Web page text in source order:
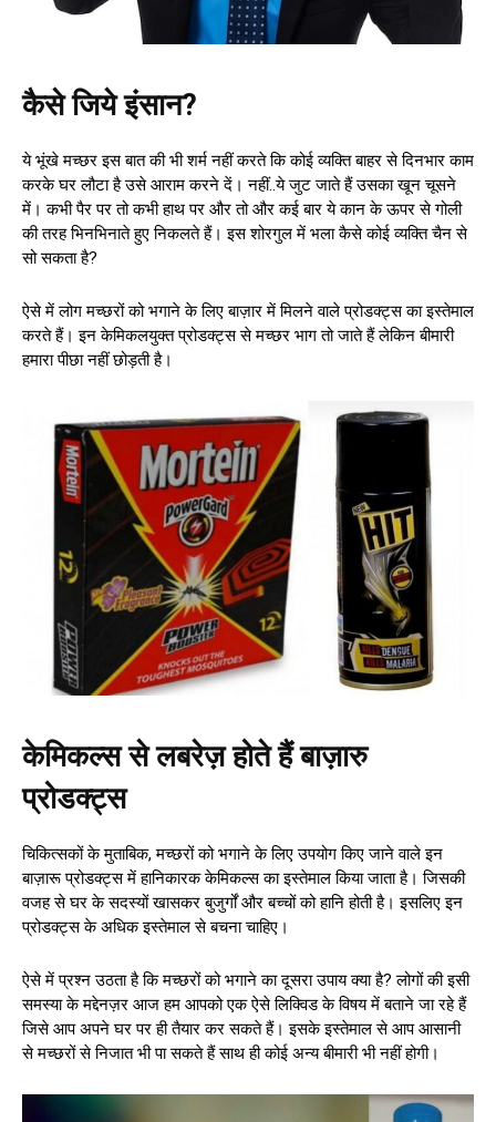
कैसे जिये इंसान?
ये भूंखे मच्छर इस बात की भी शर्म नहीं करते कि कोई व्यक्ति बाहर से दिनभार काम
करके घर लौटा है उसे आराम करने दें। नहीं..ये जुट जाते हैं उसका खून चूसने
में। कभी पैर पर तो कभी हाथ पर और तो और कई बार ये कान के ऊपर से गोली
की तरह भिनभिनाते हुए निकलते हैं। इस शोरगुल में भला कैसे कोई व्यक्ति चैन से
सो सकता है?
ऐसे में लोग मच्छरों को भगाने के लिए बाज़ार में मिलने वाले प्रोडक्ट्स का इस्तेमाल
करते हैं। इन केमिकलयुक्त प्रोडक्ट्स से मच्छर भाग तो जाते हैं लेकिन बीमारी
हमारा पीछा नहीं छोड़ती है।
केमिकल्स से लबरेज़ होते हैं बाज़ारु
प्रोडक्ट्स
चिकित्सकों के मुताबिक, मच्छरों को भगाने के लिए उपयोग किए जाने वाले इन
बाज़ारू प्रोडक्ट्स में हानिकारक केमिकल्स का इस्तेमाल किया जाता है। जिसकी
वजह से घर के सदस्यों खासकर बुजुर्गों और बच्चों को हानि होती है। इसलिए इन
प्रोडक्ट्स के अधिक इस्तेमाल से बचना चाहिए।
ऐसे में प्रश्न उठता है कि मच्छरों को भगाने का दूसरा उपाय क्या है? लोगों की इसी
समस्या के मद्देनज़र आज हम आपको एक ऐसे लिक्विड के विषय में बताने जा रहे हैं
जिसे आप अपने घर पर ही तैयार कर सकते हैं। इसके इस्तेमाल से आप आसानी
से मच्छरों से निजात भी पा सकते हैं साथ ही कोई अन्य बीमारी भी नहीं होगी।